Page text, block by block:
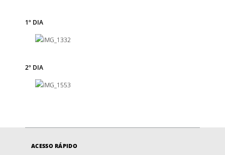
1º DIA
2º DIA
ACESSO RÁPIDO